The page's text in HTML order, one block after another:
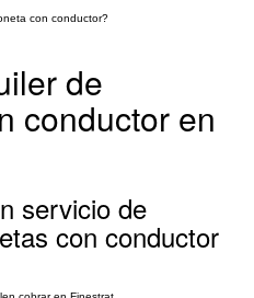
de
conductor en
servicio de
con conductor